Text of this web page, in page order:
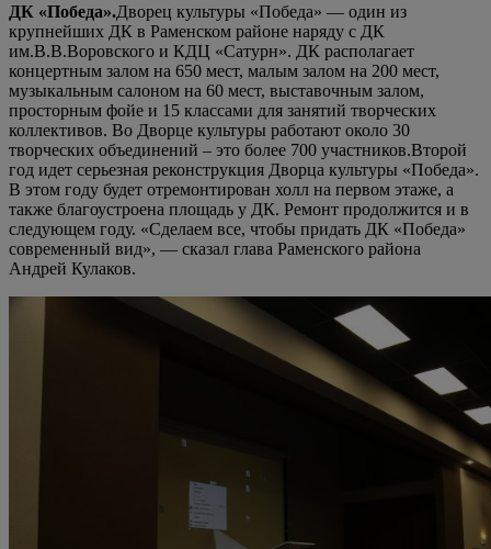
ДК «Победа».Дворец культуры «Победа» — один из
крупнейших ДК в Раменском районе наряду с ДК
им.В.В.Воровского и КДЦ «Сатурн». ДК располагает
концертным залом на 650 мест, малым залом на 200 мест,
музыкальным салоном на 60 мест, выставочным залом,
просторным фойе и 15 классами для занятий творческих
коллективов. Во Дворце культуры работают около 30
творческих объединений – это более 700 участников.Второй
год идет серьезная реконструкция Дворца культуры «Победа».
В этом году будет отремонтирован холл на первом этаже, а
также благоустроена площадь у ДК. Ремонт продолжится и в
следующем году. «Сделаем все, чтобы придать ДК «Победа»
современный вид», — сказал глава Раменского района
Андрей Кулаков.